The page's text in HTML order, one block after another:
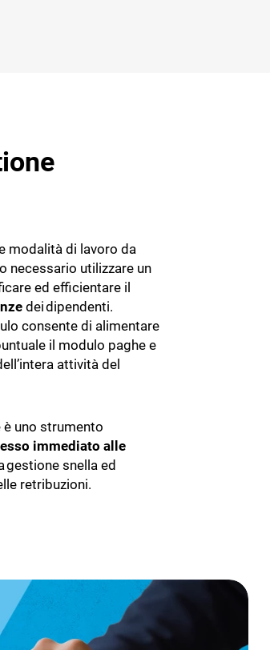
modalità di lavoro da
necessario utilizzare un
ed efficientare il
dei dipendenti.
consente di alimentare
il modulo paghe e
attività del
è uno strumento
immediato alle
gestione snella ed
retribuzioni.